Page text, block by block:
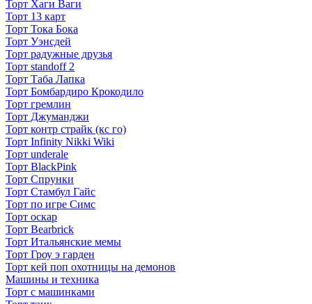
Торт Хаги Ваги
Торт 13 карт
Торт Тока Бока
Торт Уэнсдей
Торт радужные друзья
Торт standoff 2
Торт Таба Лапка
Торт Бомбардиро Крокодило
Торт гремлин
Торт Джуманджи
Торт контр страйк (кс го)
Торт Infinity Nikki Wiki
Торт underale
Торт BlackPink
Торт Спрунки
Торт Стамбул Гайс
Торт по игре Симс
Торт оскар
Торт Bearbrick
Торт Итальянские мемы
Торт Гроу э гарден
Торт кей поп охотницы на демонов
Машины и техника
Торт с машинками